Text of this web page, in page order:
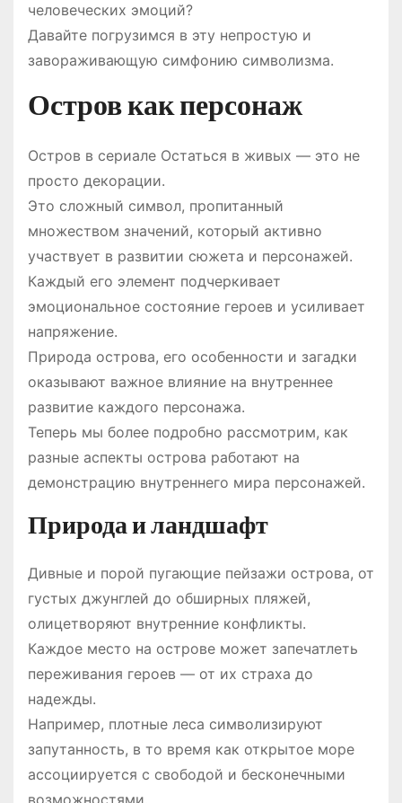
человеческих эмоций?
Давайте погрузимся в эту непростую и
завораживающую симфонию символизма.
Остров как персонаж
Остров в сериале Остаться в живых — это не
просто декорации.
Это сложный символ, пропитанный
множеством значений, который активно
участвует в развитии сюжета и персонажей.
Каждый его элемент подчеркивает
эмоциональное состояние героев и усиливает
напряжение.
Природа острова, его особенности и загадки
оказывают важное влияние на внутреннее
развитие каждого персонажа.
Теперь мы более подробно рассмотрим, как
разные аспекты острова работают на
демонстрацию внутреннего мира персонажей.
Природа и ландшафт
Дивные и порой пугающие пейзажи острова, от
густых джунглей до обширных пляжей,
олицетворяют внутренние конфликты.
Каждое место на острове может запечатлеть
переживания героев — от их страха до
надежды.
Например, плотные леса символизируют
запутанность, в то время как открытое море
ассоциируется с свободой и бесконечными